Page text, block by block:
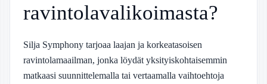
ravintolavalikoimasta?
Silja Symphony tarjoaa laajan ja korkeatasoisen
ravintolamaailman, jonka löydät yksityiskohtaisemmin
matkaasi suunnittelemalla tai vertaamalla vaihtoehtoja